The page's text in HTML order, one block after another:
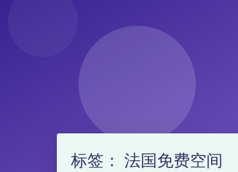
标签： 法国免费空间